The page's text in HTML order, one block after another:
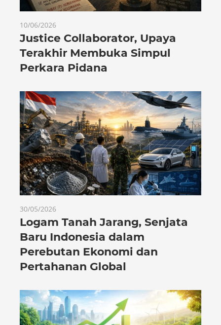
10/06/2026
Justice Collaborator, Upaya
Terakhir Membuka Simpul
Perkara Pidana
30/05/2026
Logam Tanah Jarang, Senjata
Baru Indonesia dalam
Perebutan Ekonomi dan
Pertahanan Global